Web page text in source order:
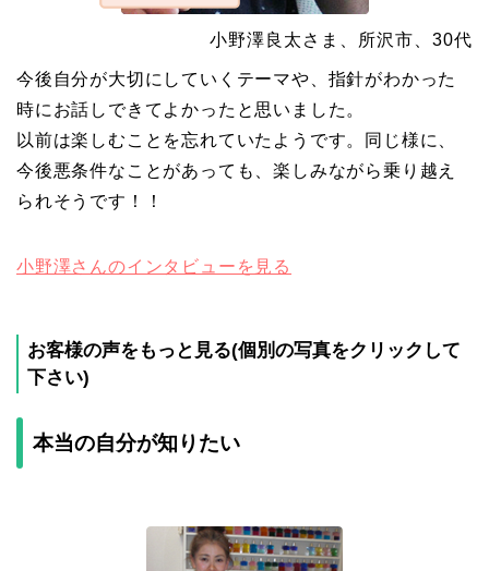
小野澤良太さま、所沢市、30代
今後自分が大切にしていくテーマや、指針がわかった
時にお話しできてよかったと思いました。
以前は楽しむことを忘れていたようです。同じ様に、
今後悪条件なことがあっても、楽しみながら乗り越え
られそうです！！
小野澤さんのインタビューを見る
お客様の声をもっと見る(個別の写真をクリックして
下さい)
本当の自分が知りたい